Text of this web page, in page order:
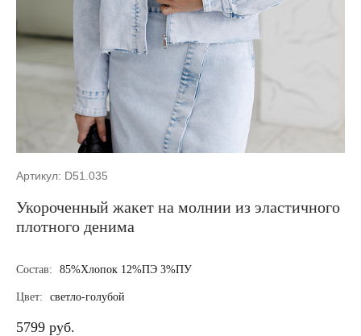
Артикул: D51.035
Укороченный жакет на молнии из эластичного
плотного денима
Состав: 85%Хлопок 12%ПЭ 3%ПУ
Цвет: светло-голубой
5799 руб.